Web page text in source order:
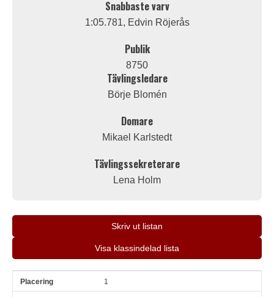
Snabbaste varv
1:05.781, Edvin Röjerås
Publik
8750
Tävlingsledare
Börje Blomén
Domare
Mikael Karlstedt
Tävlingssekreterare
Lena Holm
Skriv ut listan
Visa klassindelad lista
Pl Snr 1